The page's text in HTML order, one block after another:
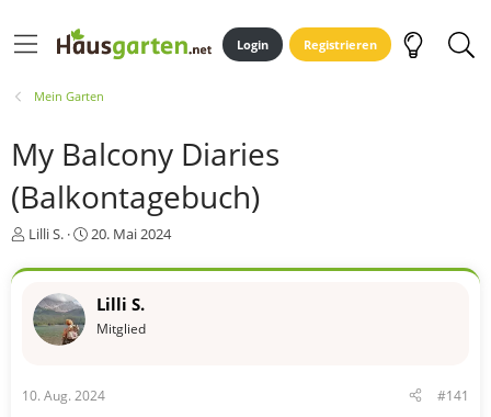
Login Registrieren
Mein Garten
My Balcony Diaries
(Balkontagebuch)
E
s
e
r
Lilli S.
E
s
a
20. Mai 2024
Lilli S.
Mitglied
10. Aug. 2024 #141